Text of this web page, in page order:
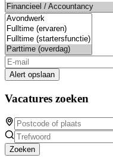
Alert opslaan
Vacatures zoeken
Zoeken